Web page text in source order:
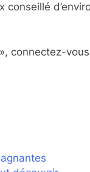
connectez-vous